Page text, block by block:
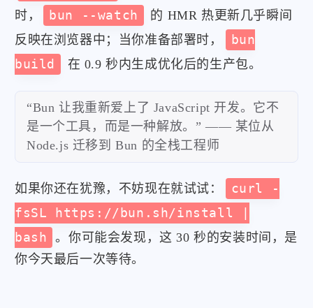
时，
bun --watch
的 HMR 热更新几乎瞬间
反映在浏览器中；当你准备部署时，
bun
build
在 0.9 秒内生成优化后的生产包。
“Bun 让我重新爱上了 JavaScript 开发。它不
是一个工具，而是一种解放。” —— 某位从
Node.js 迁移到 Bun 的全栈工程师
如果你还在犹豫，不妨现在就试试：
curl -
fsSL https://bun.sh/install |
bash
。你可能会发现，这 30 秒的安装时间，是
你今天最后一次等待。